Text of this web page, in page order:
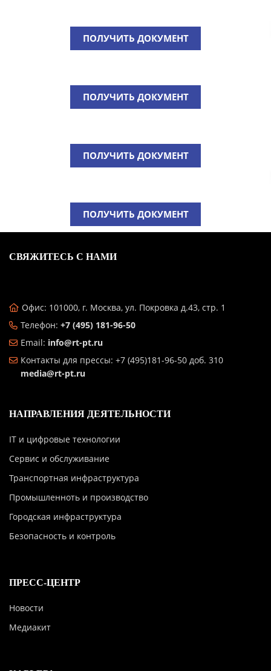
5. Указать контактные данные (по желанию).
наличие конфликта интересов у работников корпорации/
организаций корпорации и контрагентов
незаконные финансовые операции
ПОЛУЧИТЬ ДОКУМЕНТ
ПОЛУЧИТЬ ДОКУМЕНТ
ПОЛУЧИТЬ ДОКУМЕНТ
ПОЛУЧИТЬ ДОКУМЕНТ
СВЯЖИТЕСЬ С НАМИ
Офис: 101000, г. Москва, ул. Покровка д.43, стр. 1
Телефон: +7 (495) 181-96-50
Email: info@rt-pt.ru
Контакты для прессы: +7 (495)181-96-50 доб. 310
media@rt-pt.ru
НАПРАВЛЕНИЯ ДЕЯТЕЛЬНОСТИ
IT и цифровые технологии
Сервис и обслуживание
Транспортная инфраструктура
Промышленноть и производство
Городская инфраструктура
Безопасность и контроль
ПРЕСС-ЦЕНТР
Новости
Медиакит